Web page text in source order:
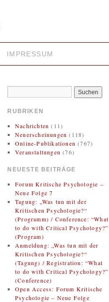
IMPRESSUM
RUBRIKEN
Nachrichten (11)
Neuerscheinungen (118)
Online-Publikationen (767)
Veranstaltungen (76)
NEUESTE BEITRÄGE
Forum Kritische Psychologie –
Neue Folge 7
Tagung: „Was tun mit der
Kritischen Psychologie?“
(Programm) / Conference: “What
to do with Critical Psychology?”
(Program)
Anmeldung: „Was tun mit der
Kritischen Psychologie?“
(Tagung) / Registration: “What
to do with Critical Psychology?”
(Conference)
Open Access: Forum Kritische
Psychologie – Neue Folge